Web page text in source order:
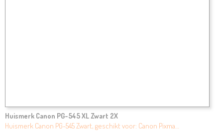
Huismerk Canon PG-545 XL Zwart 2X
Huismerk Canon PG-545 Zwart, geschikt voor: Canon Pixma…